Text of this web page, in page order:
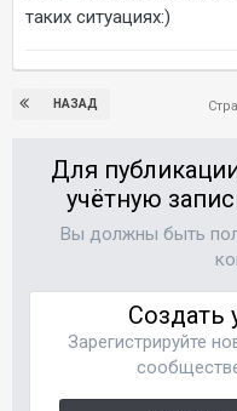
таких ситуациях:)
НАЗАД
Для
учётную
Вы должны быть
Создать
Зарегистрируйте